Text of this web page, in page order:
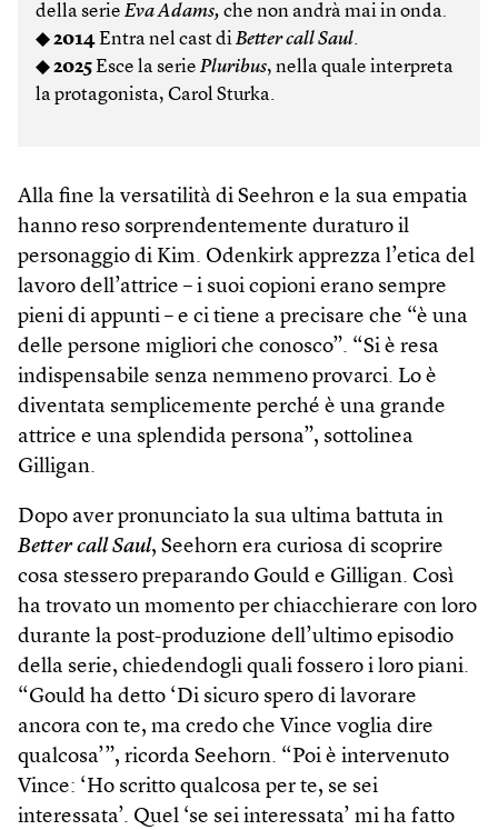
della serie Eva Adams, che non andrà mai in onda.
◆2014Entra nel cast diBetter call Saul.
◆2025Esce la serie Pluribus, nella quale interpreta
la protagonista, Carol Sturka.
Alla fine la versatilità di Seehron e la sua empatia
hanno reso sorprendentemente duraturo il
personaggio di Kim. Odenkirk apprezza l’etica del
lavoro dell’attrice – i suoi copioni erano sempre
pieni di appunti – e ci tiene a precisare che “è una
delle persone migliori che conosco”. “Si è resa
indispensabile senza nemmeno provarci. Lo è
diventata semplicemente perché è una grande
attrice e una splendida persona”, sottolinea
Gilligan.
Dopo aver pronunciato la sua ultima battuta in
Better call Saul, Seehorn era curiosa di scoprire
cosa stessero preparando Gould e Gilligan. Così
ha trovato un momento per chiacchierare con loro
durante la post-produzione dell’ultimo episodio
della serie, chiedendogli quali fossero i loro piani.
“Gould ha detto ‘Di sicuro spero di lavorare
ancora con te, ma credo che Vince voglia dire
qualcosa’”, ricorda Seehorn. “Poi è intervenuto
Vince: ‘Ho scritto qualcosa per te, se sei
interessata’. Quel ‘se sei interessata’ mi ha fatto